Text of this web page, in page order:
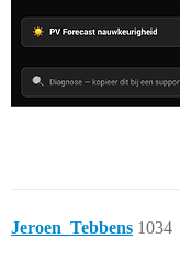
Jeroen_Tebbens 1034